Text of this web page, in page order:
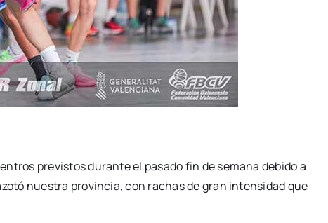
previstos durante el pasado fin de semana debido a
nuestra provincia, con rachas de gran intensidad que